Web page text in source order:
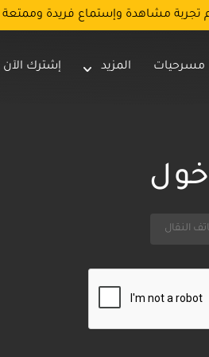
تجربة مشاهدة وإستماع فريدة وممتعة
مسرحيات المزيد إشترك الآن